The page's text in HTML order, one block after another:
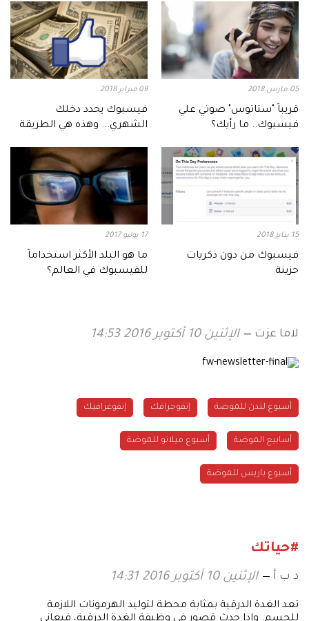
05 مارس 2018
قريباً "ستاتوس" صوتي علي
فيسبوك.. ما رأيك؟
09 فبراير 2018
فيسبوك يحدد دخلك
الشهري... وهذه هي الطريقة
15 يناير 2018
فيسبوك من دون ذكريات
حزينة
17 يوليو 2017
ما هو البلد الأكثر استخداماً
للفيسبوك في العالم؟
لاما عزت الإثنين 10 أكتوبر 2016 14:53
أسبوع لندن للموضة إنفوجرافك إنفوغرافيك
أسابيع الموضة أسبوع ميلانو للموضة
أسبوع باريس للموضة
#حياتك
د ب أ الإثنين 10 أكتوبر 2016 14:31
تعد الغدة الدرقية بمثابة محطة لتوليد الهرمونات اللازمة